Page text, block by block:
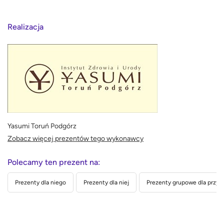
Realizacja
Yasumi Toruń Podgórz
Zobacz więcej prezentów tego wykonawcy
Polecamy ten prezent na:
Prezenty dla niego Prezenty dla niej Prezenty grupowe dla